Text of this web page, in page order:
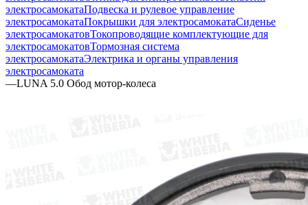
электросамокатаПодвеска и рулевое управление
электросамокатаПокрышки для электросамокатаСиденье
электросамокатовТокопроводящие комплектующие для
электросамокатовТормозная система
электросамокатаЭлектрика и органы управления
электросамоката
—LUNA 5.0 Обод мотор-колеса